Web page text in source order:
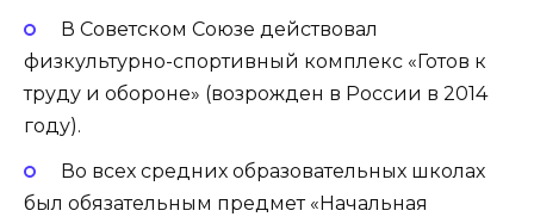
В Советском Союзе действовал
физкультурно-спортивный комплекс «Готов к
труду и обороне» (возрожден в России в 2014
году).
Во всех средних образовательных школах
был обязательным предмет «Начальная